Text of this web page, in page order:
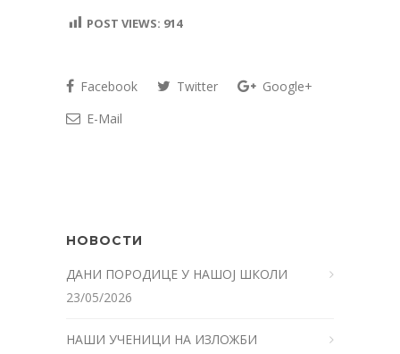
POST VIEWS: 914
Facebook Twitter
Google+
E-Mail
НОВОСТИ
ДАНИ ПОРОДИЦЕ У НАШОЈ ШКОЛИ
23/05/2026
НАШИ УЧЕНИЦИ НА ИЗЛОЖБИ